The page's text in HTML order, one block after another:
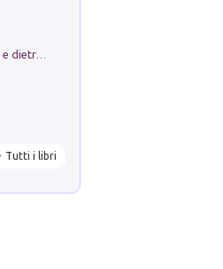
Tutti i libri